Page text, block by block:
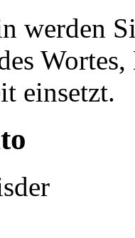
werden
einsetzt.